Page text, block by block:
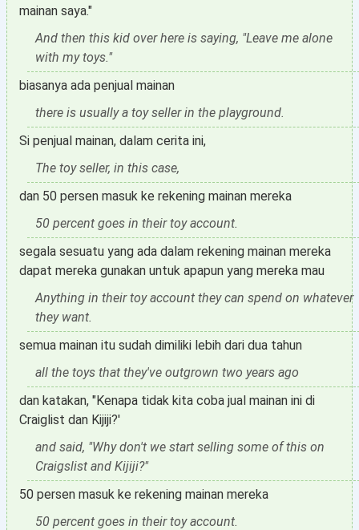
mainan saya."
And then this kid over here is saying, "Leave me alone
with my toys."
biasanya ada penjual mainan
there is usually a toy seller in the playground.
Si penjual mainan, dalam cerita ini,
The toy seller, in this case,
dan 50 persen masuk ke rekening mainan mereka
50 percent goes in their toy account.
segala sesuatu yang ada dalam rekening mainan mereka
dapat mereka gunakan untuk apapun yang mereka mau
Anything in their toy account they can spend on whatever
they want.
semua mainan itu sudah dimiliki lebih dari dua tahun
all the toys that they've outgrown two years ago
dan katakan, "Kenapa tidak kita coba jual mainan ini di
Craiglist dan Kijiji?'
and said, "Why don't we start selling some of this on
Craigslist and Kijiji?"
50 persen masuk ke rekening mainan mereka
50 percent goes in their toy account.